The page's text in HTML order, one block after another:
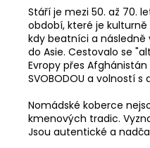
Stáří je mezi 50. až 70.
období, které je
kdy beatníci a
do Asie. Cestovalo se
Evropy přes
SVOBODOU a volností
Nomádské koberce
kmenových tradic.
Jsou autentické a
Kč